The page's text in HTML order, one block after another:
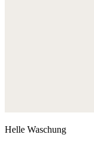
Helle Waschung